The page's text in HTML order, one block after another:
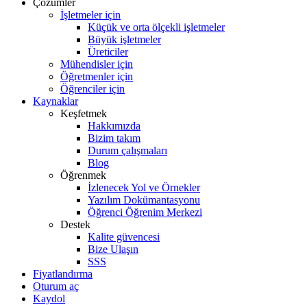
Çözümler
İşletmeler için
Küçük ve orta ölçekli işletmeler
Büyük işletmeler
Üreticiler
Mühendisler için
Öğretmenler için
Öğrenciler için
Kaynaklar
Keşfetmek
Hakkımızda
Bizim takım
Durum çalışmaları
Blog
Öğrenmek
İzlenecek Yol ve Örnekler
Yazılım Dokümantasyonu
Öğrenci Öğrenim Merkezi
Destek
Kalite güvencesi
Bize Ulaşın
SSS
Fiyatlandırma
Oturum aç
Kaydol